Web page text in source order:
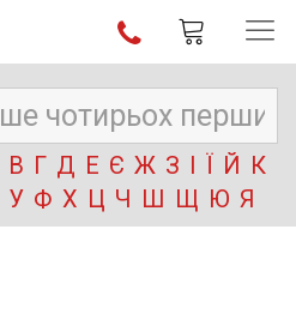
В Г Д Е Є Ж З І Ї Й К
У Ф Х Ц Ч Ш Щ Ю Я